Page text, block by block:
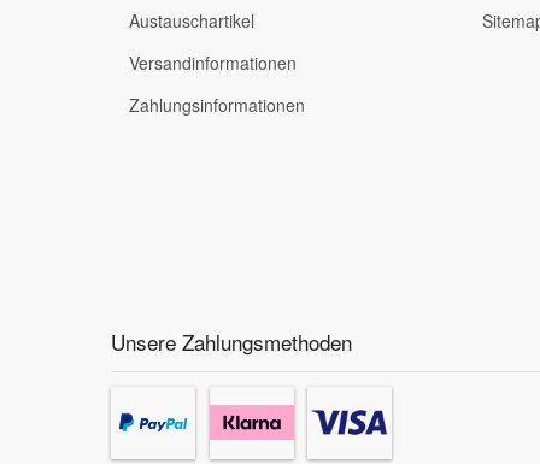
Austauschartikel
Versandinformationen
Zahlungsinformationen
Unsere Zahlungsmethoden